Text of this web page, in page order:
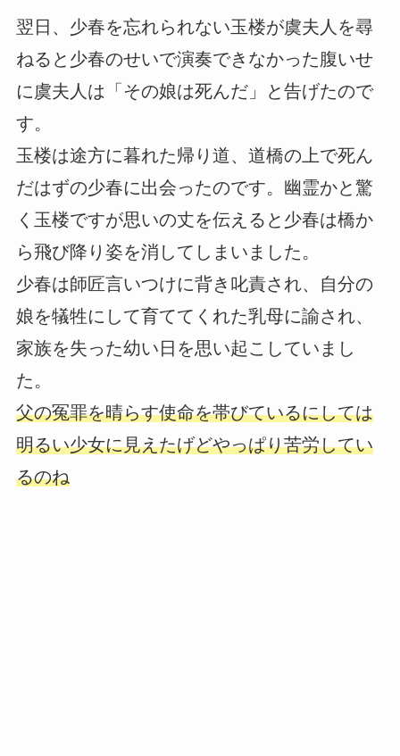
翌日、少春を忘れられない玉楼が虞夫人を尋
ねると少春のせいで演奏できなかった腹いせ
に虞夫人は「その娘は死んだ」と告げたので
す。
玉楼は途方に暮れた帰り道、道橋の上で死ん
だはずの少春に出会ったのです。幽霊かと驚
く玉楼ですが思いの丈を伝えると少春は橋か
ら飛び降り姿を消してしまいました。
少春は師匠言いつけに背き叱責され、自分の
娘を犠牲にして育ててくれた乳母に諭され、
家族を失った幼い日を思い起こしていまし
た。
父の冤罪を晴らす使命を帯びているにしては
明るい少女に見えたげどやっぱり苦労してい
るのね